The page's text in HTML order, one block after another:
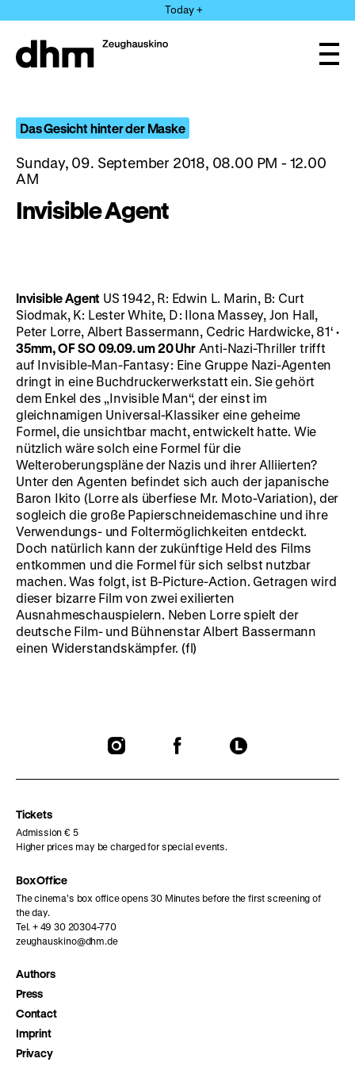
directly
the
Today +
Das Gesicht hinter der Maske
Sunday, 09. September 2018, 08.00 PM - 12.00
AM
Invisible Agent
Invisible Agent US 1942, R: Edwin L. Marin, B: Curt
Siodmak, K: Lester White, D: Ilona Massey, Jon Hall,
Peter Lorre, Albert Bassermann, Cedric Hardwicke, 81‘ ·
35mm, OF SO 09.09. um20UhrAnti-Nazi-Thriller trifft
auf Invisible-Man-Fantasy: Eine Gruppe Nazi-Agenten
dringt in eine Buchdruckerwerkstatt ein. Sie gehört
dem Enkel des „Invisible Man“, der einst im
gleichnamigen Universal-Klassiker eine geheime
Formel, die unsichtbar macht, entwickelt hatte. Wie
nützlich wäre solch eine Formel für die
Welteroberungspläne der Nazis und ihrer Alliierten?
Unter den Agenten befindet sich auch der japanische
Baron Ikito (Lorre als überfiese Mr. Moto-Variation), der
sogleich die große Papierschneidemaschine und ihre
Verwendungs- und Foltermöglichkeiten entdeckt.
Doch natürlich kann der zukünftige Held des Films
entkommen und die Formel für sich selbst nutzbar
machen. Was folgt, ist B-Picture-Action. Getragen wird
dieser bizarre Film von zwei exilierten
Ausnahmeschauspielern. Neben Lorre spielt der
deutsche Film- und Bühnenstar Albert Bassermann
einen Widerstandskämpfer. (fl)
To
To
To
Tickets
Admission € 5
Higher prices may be charged for special events.
Box Office
The cinema’s box office opens 30 Minutes before the first screening of
the day.
Tel. + 49 30 20304-770
zeughauskino@dhm.de
Authors
Press
Contact
Imprint
Privacy